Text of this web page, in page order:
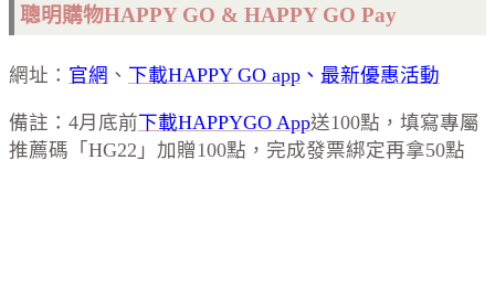
聰明購物HAPPY GO & HAPPY GO Pay
網址： 官網 、 下載HAPPY GO app 、 最新優惠活動
備註：4月底前下載HAPPYGO App送100點，填寫專屬
推薦碼「HG22」加贈100點，完成發票綁定再拿50點